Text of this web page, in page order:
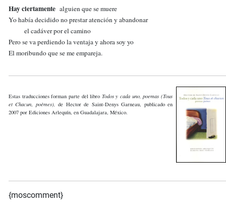
Hay ciertamente alguien que se muere
Yo había decidido no prestar atención y abandonar
el cadáver por el camino
Pero se va perdiendo la ventaja y ahora soy yo
El moribundo que se me empareja.
Estas traducciones forman parte del libro Todos y cada uno, poemas (Tous
et Chacun, poèmes), de Hector de Saint-Denys Garneau, publicado en
2007 por Ediciones Arlequín, en Guadalajara, México.
{moscomment}